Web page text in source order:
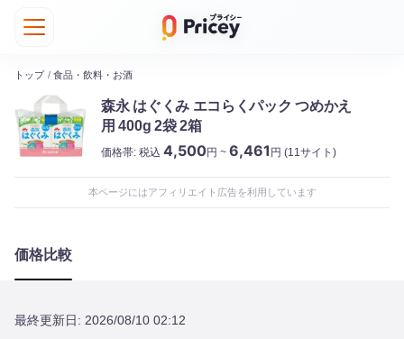
トップ / 食品・飲料・お酒
森永 はぐくみ エコらくパック つめかえ
用 400g 2袋 2箱
価格帯: 税込 4,500円 ~ 6,461 円 (11サイト)
本ページにはアフィリエイト広告を利用しています
価格比較
最終更新日: 2026/08/10 02:12